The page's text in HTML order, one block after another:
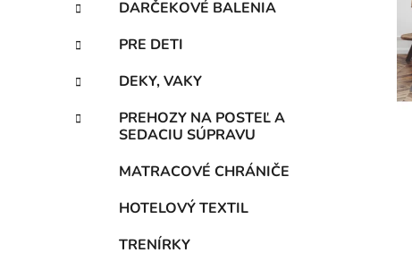
DARČEKOVÉ BALENIA
PRE DETI
DEKY, VAKY
PREHOZY NA POSTEĽ A
SEDACIU SÚPRAVU
MATRACOVÉ CHRÁNIČE
HOTELOVÝ TEXTIL
TRENÍRKY